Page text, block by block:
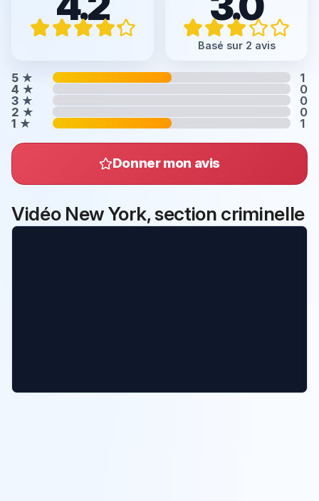
Basé sur 2 avis
5 ★
1
4 ★
0
3 ★
0
2 ★
0
1 ★ 1
Donner mon avis
Vidéo New York, section criminelle